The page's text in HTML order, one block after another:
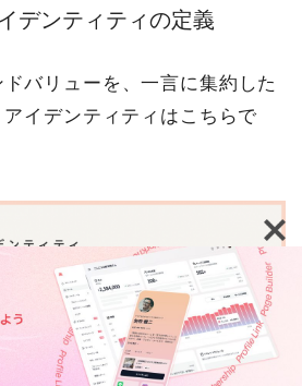
デンティティの定義
バリューを、一言に集約した
イデンティティはこちらで
するサービスを一つの【ブラン
活用事例 ウェビナー・イベント